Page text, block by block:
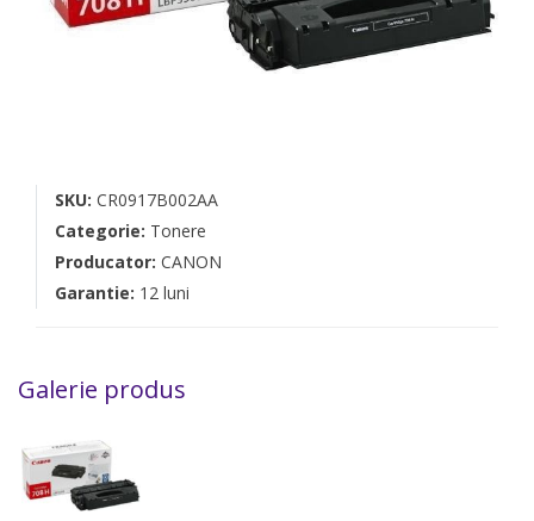
SKU: CR0917B002AA
Categorie: Tonere
Producator: CANON
Garantie: 12 luni
Galerie produs